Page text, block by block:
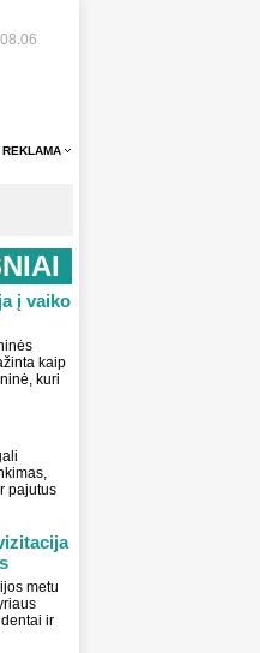
REKLAMA
į vaiko
kaip
kuri
pajutus
metu
ir